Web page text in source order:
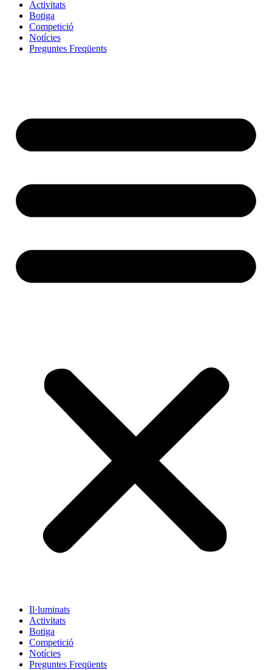
Activitats
Botiga
Competició
Notícies
Preguntes Freqüents
Il·luminats
Activitats
Botiga
Competició
Notícies
Preguntes Freqüents